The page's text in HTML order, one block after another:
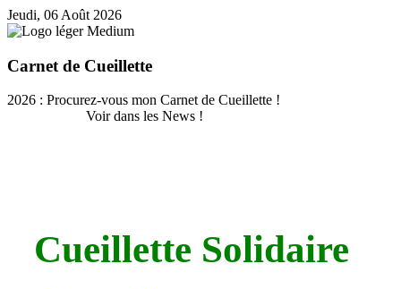
Jeudi, 06 Août 2026
Carnet de Cueillette
2026 : Procurez-vous mon Carnet de Cueillette !
Voir dans les News !
Cueillette Solidaire